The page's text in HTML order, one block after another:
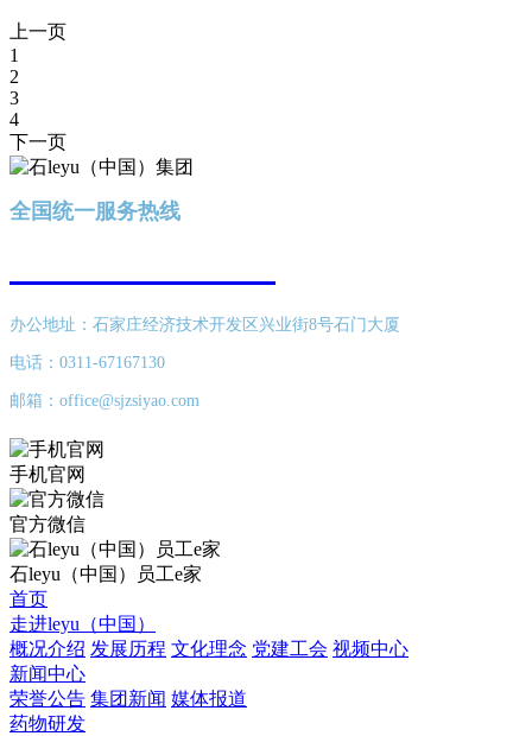
上一页
1
2
3
4
下一页
全国统一服务热线
办公地址：石家庄经济技术开发区兴业街8号石门大厦
电话：0311-67167130
邮箱：office@sjzsiyao.com
手机官网
官方微信
石leyu（中国）员工e家
首页
走进leyu（中国）
概况介绍 发展历程 文化理念 党建工会 视频中心
新闻中心
荣誉公告 集团新闻 媒体报道
药物研发